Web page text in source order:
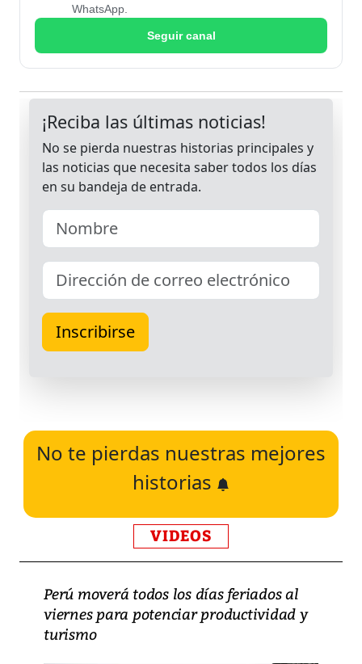
WhatsApp.
Seguir canal
No te pierdas nuestras mejores
historias
VIDEOS
Perú moverá todos los días feriados al
viernes para potenciar productividad y
turismo